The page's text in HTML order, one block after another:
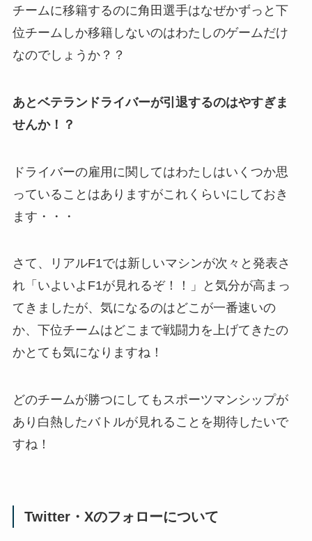
チームに移籍するのに角田選手はなぜかずっと下
位チームしか移籍しないのはわたしのゲームだけ
なのでしょうか？？
あとベテランドライバーが引退するのはやすぎま
せんか！？
ドライバーの雇用に関してはわたしはいくつか思
っていることはありますがこれくらいにしておき
ます・・・
さて、リアルF1では新しいマシンが次々と発表さ
れ「いよいよF1が見れるぞ！！」と気分が高まっ
てきましたが、気になるのはどこが一番速いの
か、下位チームはどこまで戦闘力を上げてきたの
かとても気になりますね！
どのチームが勝つにしてもスポーツマンシップが
あり白熱したバトルが見れることを期待したいで
すね！
Twitter・Xのフォローについて